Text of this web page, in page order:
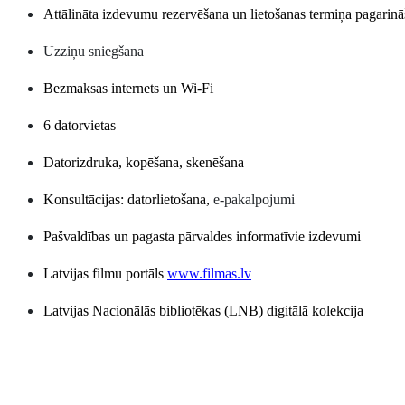
Attālināta izdevumu rezervēšana un lietošanas termiņa
Uzziņu sniegšana
Bezmaksas internets un Wi-Fi
6 datorvietas
Datorizdruka, kopēšana, skenēšana
Konsultācijas: datorlietošana, e-pakalpojumi
Pašvaldības un pagasta pārvaldes informatīvie izdevumi
Latvijas filmu portāls www.filmas.lv
Latvijas Nacionālās bibliotēkas (LNB) digitālā kolekcija